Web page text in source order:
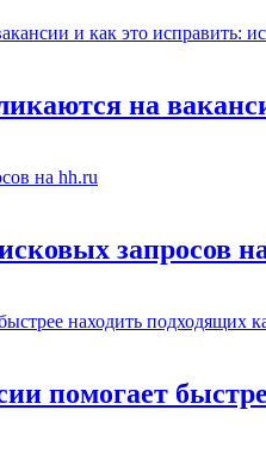
на
запросов
помогает